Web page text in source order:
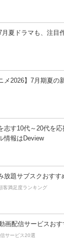
月夏ドラマも、注目
メ2026】7月期夏の
志す10代～20代を応
情報はDeview
放題サブスクおすす
客満足度ランキング
画配信サービスおす
サービス20選